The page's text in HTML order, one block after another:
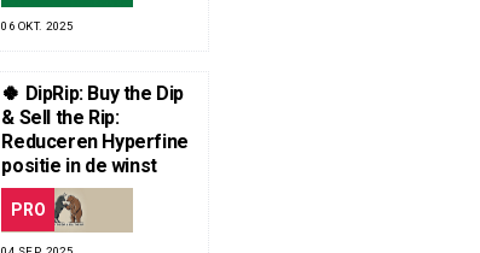
06 OKT. 2025
🍀 DipRip: Buy the Dip
& Sell the Rip:
Reduceren Hyperfine
positie in de winst
PRO